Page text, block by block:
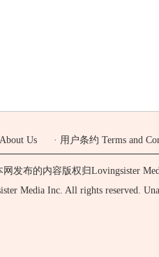
Us · 用户条约 Terms and
网发布的内容版权归Lovingsister
Media Inc. All rights reserved.